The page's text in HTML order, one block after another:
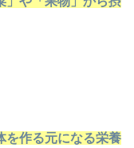
を作る元になる栄養